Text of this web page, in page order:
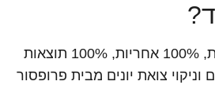
השירות היחיד והיעיל ביותר שיבטיח לכם תוצאות ניקוי מושלמות, 100% אחריות, 100% תוצאות
צואת יונים מבית פרופסור